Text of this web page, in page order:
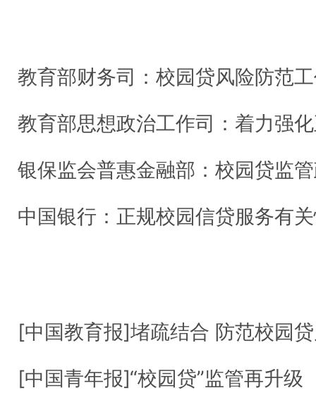
教育部财务司：校园贷风险防范
教育部思想政治工作司：着力强化正面宣传教育 维
银保监会普惠金融部：校园贷监
中国银行：正规校园信贷服务有
[中国教育报]堵疏结合 防范校园贷风
[中国青年报]“校园贷”监管再升级